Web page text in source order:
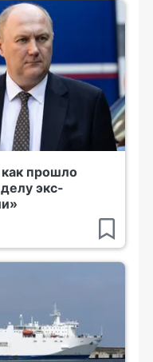
прошло
экс-